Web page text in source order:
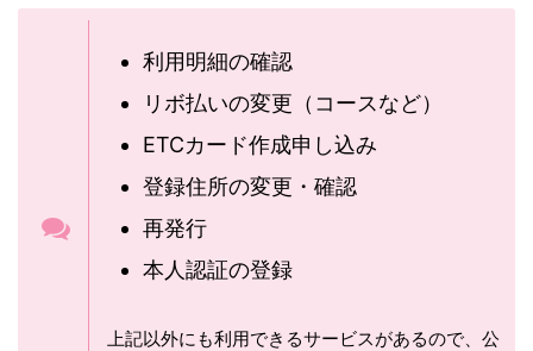
利用明細の確認
リボ払いの変更（コースなど）
ETCカード作成申し込み
登録住所の変更・確認
再発行
本人認証の登録
上記以外にも利用できるサービスがあるので、公